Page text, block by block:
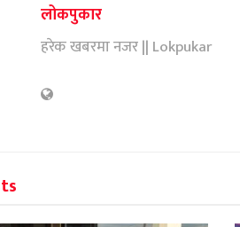
लोकपुकार
हरेक खबरमा नजर || Lokpukar